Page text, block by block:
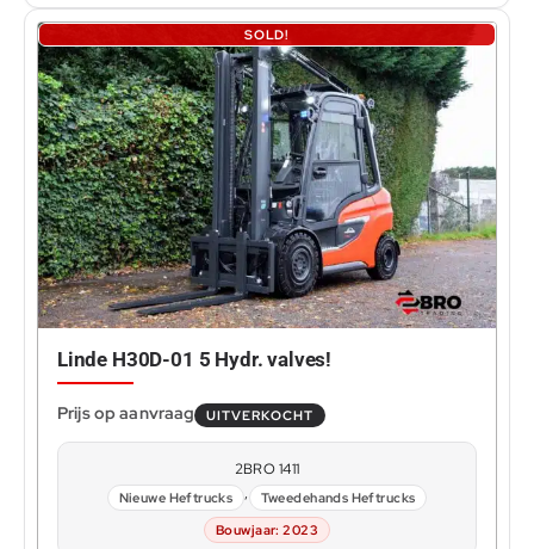
SOLD!
Linde H30D-01 5 Hydr. valves!
UITVERKOCHT
2BRO 1411
Nieuwe Heftrucks ,
Tweedehands Heftrucks
Bouwjaar: 2023